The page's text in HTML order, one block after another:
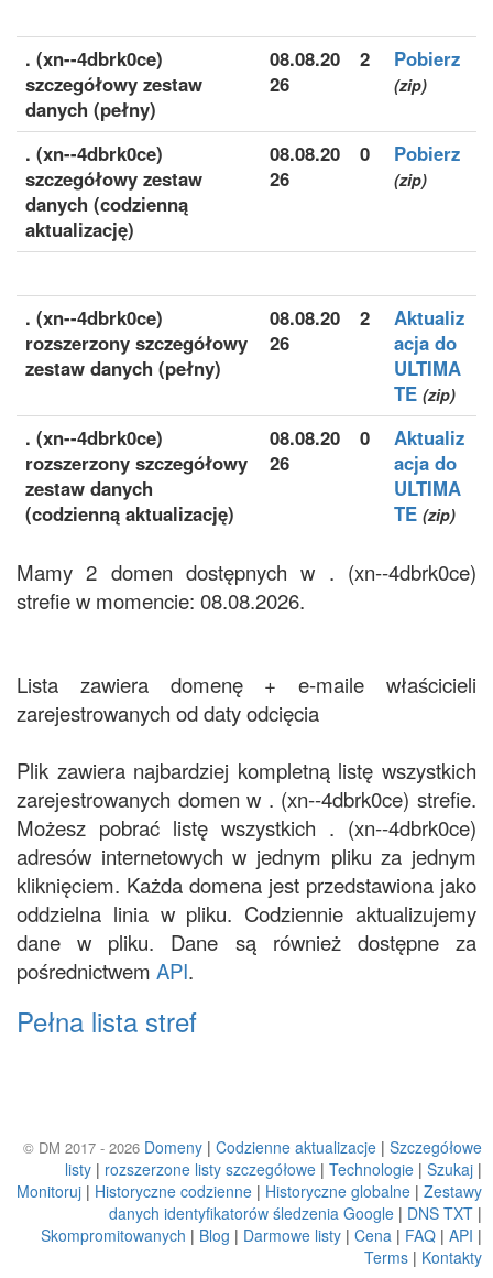
. (xn--4dbrk0ce)
szczegółowy zestaw
danych (pełny)
08.08.20
26
2 Pobierz
(zip)
. (xn--4dbrk0ce)
szczegółowy zestaw
danych (codzienną
aktualizację)
08.08.20
26
0 Pobierz
(zip)
. (xn--4dbrk0ce)
rozszerzony szczegółowy
zestaw danych (pełny)
08.08.20
26
2
Aktualiz
acja do
ULTIMA
TE (zip)
. (xn--4dbrk0ce)
rozszerzony szczegółowy
zestaw danych
(codzienną aktualizację)
08.08.20
26
0
Aktualiz
acja do
ULTIMA
TE (zip)
Mamy 2 domen dostępnych w . (xn--4dbrk0ce)
strefie w momencie: 08.08.2026.
Lista zawiera domenę + e-maile właścicieli
zarejestrowanych od daty odcięcia
Plik zawiera najbardziej kompletną listę wszystkich
zarejestrowanych domen w . (xn--4dbrk0ce) strefie.
Możesz pobrać listę wszystkich . (xn--4dbrk0ce)
adresów internetowych w jednym pliku za jednym
kliknięciem. Każda domena jest przedstawiona jako
oddzielna linia w pliku. Codziennie aktualizujemy
dane w pliku. Dane są również dostępne za
pośrednictwem API.
Pełna lista stref
© DM 2017 - 2026 Domeny | Codzienne aktualizacje | Szczegółowe
listy | rozszerzone listy szczegółowe | Technologie | Szukaj |
Monitoruj | Historyczne codzienne | Historyczne globalne | Zestawy
danych identyfikatorów śledzenia Google | DNS TXT |
Skompromitowanych | Blog | Darmowe listy | Cena | FAQ | API |
Terms | Kontakty